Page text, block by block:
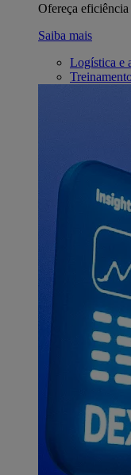
Ofereça
Saiba mais
Logística e